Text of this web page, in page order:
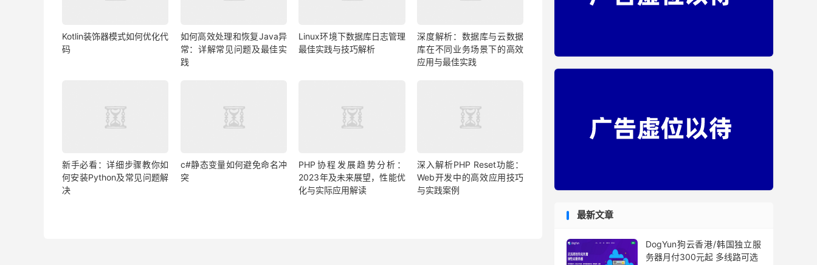
Kotlin装饰器模式如何优化代
码
如何高效处理和恢复Java异
常：详解常见问题及最佳实
践
Linux环境下数据库日志管理
最佳实践与技巧解析
深度解析：数据库与云数据
库在不同业务场景下的高效
应用与最佳实践
新手必看：详细步骤教你如
何安装Python及常见问题解
决
c#静态变量如何避免命名冲
突
PHP协程发展趋势分析：
2023年及未来展望，性能优
化与实际应用解读
深入解析PHP Reset功能：
Web开发中的高效应用技巧
与实践案例
最新文章
DogYun狗云香港/韩国独立服
务器月付300元起 多线路可选